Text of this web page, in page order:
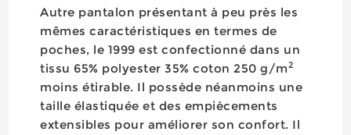
Autre pantalon présentant à peu près les
mêmes caractéristiques en termes de
poches, le 1999 est confectionné dans un
tissu 65% polyester 35% coton 250 g/m2
moins étirable. Il possède néanmoins une
taille élastiquée et des empiècements
extensibles pour améliorer son confort. Il